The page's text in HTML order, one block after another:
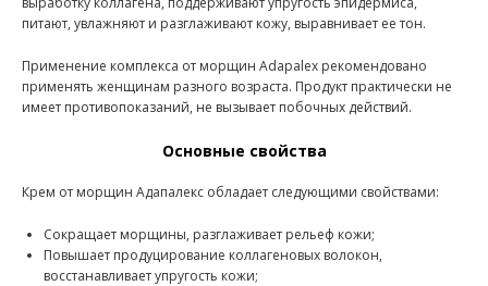
питают, увлажняют и разглаживают кожу, выравнивает ее тон.
Применение комплекса от морщин Adapalex рекомендовано
применять женщинам разного возраста. Продукт практически не
имеет противопоказаний, не вызывает побочных действий.
Основные свойства
Крем от морщин Адапалекс обладает следующими свойствами:
Сокращает морщины, разглаживает рельеф кожи;
Повышает продуцирование коллагеновых волокон,
восстанавливает упругость кожи;